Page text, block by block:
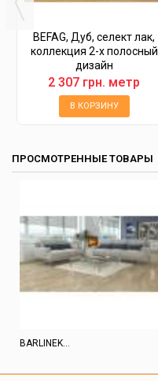
BEFAG, Дуб, селект лак,
коллекция 2-х полосный
дизайн
2 307 грн. метр
В КОРЗИНУ
ПРОСМОТРЕННЫЕ ТОВАРЫ
BARLINEK...